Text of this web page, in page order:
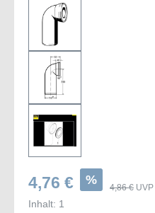
4,76 € %
4,86 € UVP
Inhalt: 1